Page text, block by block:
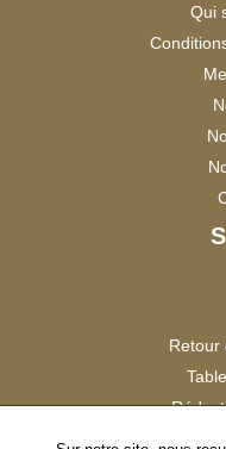
Qui
Retour